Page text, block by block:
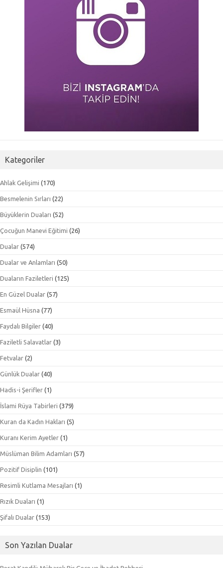
Kategoriler
Ahlak Gelişimi (170)
Besmelenin Sırları (22)
Büyüklerin Duaları (52)
Çocuğun Manevi Eğitimi (26)
Dualar (574)
Dualar ve Anlamları (50)
Duaların Faziletleri (125)
En Güzel Dualar (57)
Esmaül Hüsna (77)
Faydalı Bilgiler (40)
Faziletli Salavatlar (3)
Fetvalar (2)
Günlük Dualar (40)
Hadis-i Şerifler (1)
İslami Rüya Tabirleri (379)
Kuran da Kadın Hakları (5)
Kuranı Kerim Ayetler (1)
Müslüman Bilim Adamları (57)
Pozitif Disiplin (101)
Resimli Kutlama Mesajları (1)
Rızık Duaları (1)
Şifalı Dualar (153)
Son Yazılan Dualar